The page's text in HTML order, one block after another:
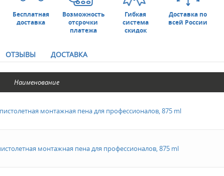
Бесплатная
доставка
Возможность
отсрочки
платежа
Гибкая
система
скидок
Доставка по
всей России
ОТЗЫВЫ ДОСТАВКА
Наименование
монтажная пена для профессионалов, 875 ml
монтажная пена для профессионалов, 875 ml